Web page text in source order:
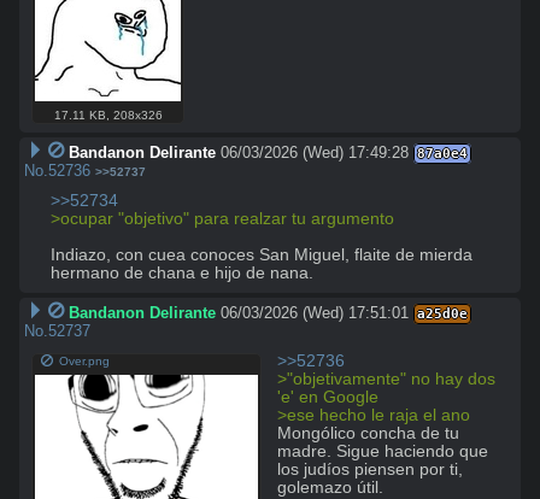
17.11 KB 208x326
Bandanon Delirante 06/03/2026 (Wed) 17:49:28 87a0e4
No.52736 >>52737
>>52734
>ocupar "objetivo" para realzar tu argumento
Indiazo, con cuea conoces San Miguel, flaite de mierda
hermano de chana e hijo de nana.
Bandanon Delirante 06/03/2026 (Wed) 17:51:01 a25d0e
No.52737
Over.png
>>52736
>"objetivamente" no hay dos
'e' en Google
>ese hecho le raja el ano
Mongólico concha de tu
madre. Sigue haciendo que
los judíos piensen por ti,
golemazo útil.